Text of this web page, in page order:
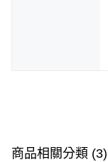
商品相關分類 (3)